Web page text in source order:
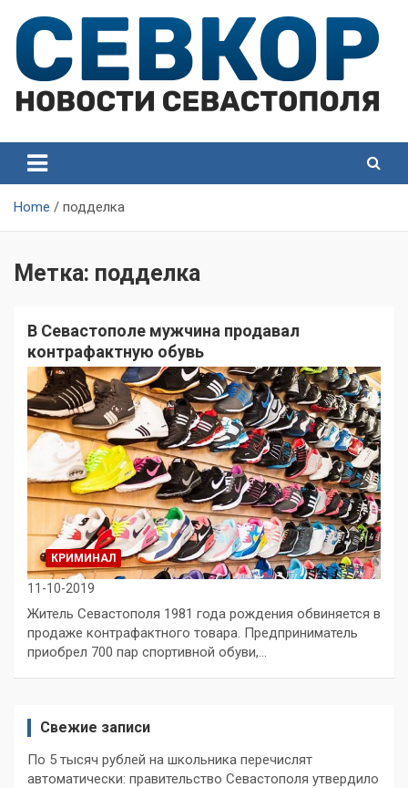
content
Севастополя
Севастополя
Home подделка
Метка: подделка
В Севастополе мужчина продавал
контрафактную обувь
КРИМИНАЛ
11-10-2019
Житель Севастополя 1981 года рождения обвиняется в
продаже контрафактного товара. Предприниматель
приобрел 700 пар спортивной обуви,…
Свежие записи
По 5 тысяч рублей на школьника перечислят
автоматически: правительство Севастополя утвердило